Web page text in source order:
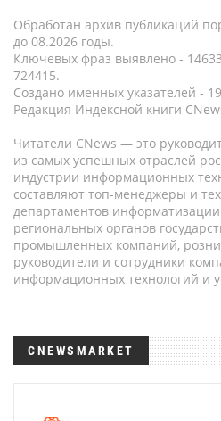
Обработан архив публикаций
до 08.2026 годы.
Ключевых фраз выявлено -
724415.
Создано именных указателей -
Редакция Индексной книги
Читатели CNews — это
из самых успешных отраслей
индустрии информационных
составляют топ-менеджеры и
департаментов
региональных органов
промышленных компаний,
руководители и сотрудники
информационных технологий и
CNEWSMARKET